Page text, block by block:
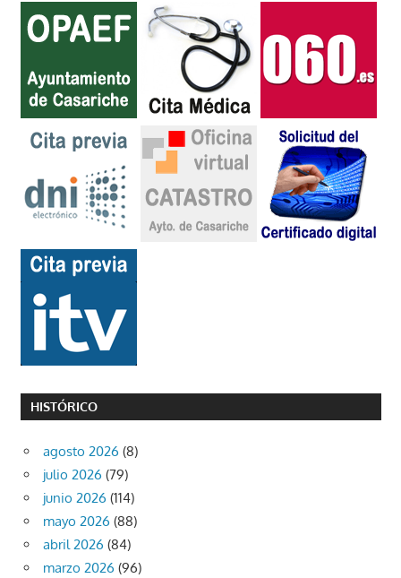
HISTÓRICO
agosto 2026 (8)
julio 2026 (79)
junio 2026 (114)
mayo 2026 (88)
abril 2026 (84)
marzo 2026 (96)